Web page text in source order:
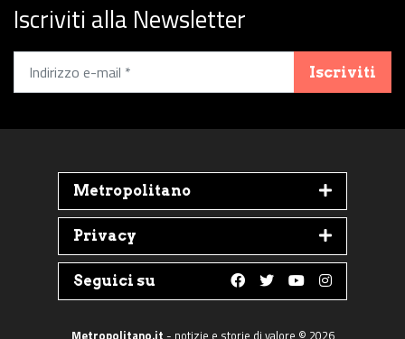
Iscriviti alla Newsletter
Iscriviti
Metropolitano
Privacy
Seguici su
Follow us on
Follow us on
Follow us on
Follow us
Metropolitano.it - notizie e storie di valore © 2026